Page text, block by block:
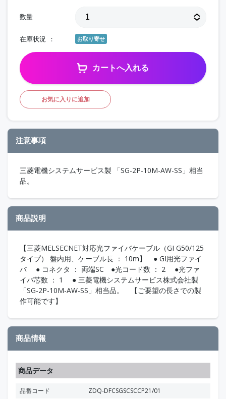
数量
在庫状況 お取り寄せ
カートへ入れる
お気に入りに追加
注意事項
三菱電機システムサービス製 「SG-2P-10M-AW-SS」相当
品。
商品説明
【三菱MELSECNET対応光ファイバケーブル（GI G50/125
タイプ） 盤内用、ケーブル長 ： 10m】 ● GI用光ファイ
バ ● コネクタ ： 両端SC ●光コード数 ： 2 ●光ファ
イバ芯数 ： 1 ● 三菱電機システムサービス株式会社製
「SG-2P-10M-AW-SS」相当品。 【ご要望の長さでの製
作可能です】
商品情報
商品データ
品番コード
ZDQ-DFCSGSCSCCP21/01